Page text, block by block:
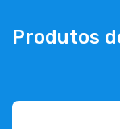
Produtos